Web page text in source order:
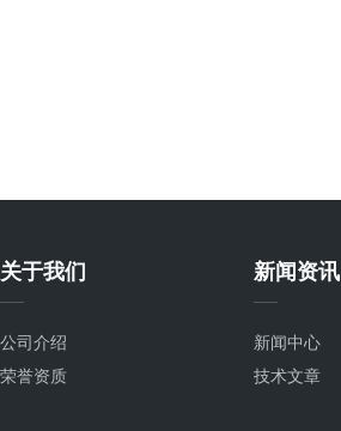
关于我们
公司介绍
荣誉资质
新闻资讯
新闻中心
技术文章